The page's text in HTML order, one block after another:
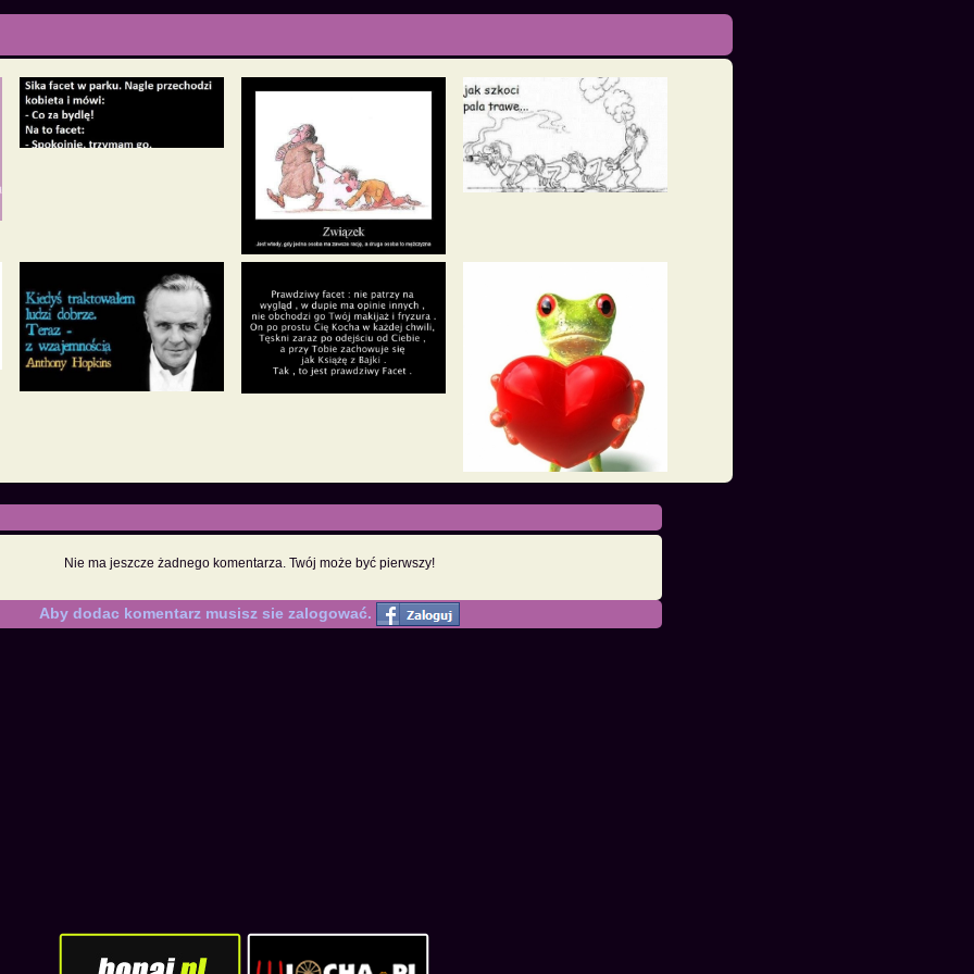
Nie ma jeszcze żadnego komentarza. Twój może być pierwszy!
Aby dodac komentarz musisz sie zalogować.